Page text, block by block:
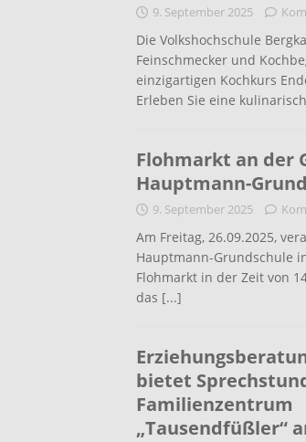
9. September 2025
Die Volkshochschule
Feinschmecker und
einzigartigen Kochkurs
Erleben Sie eine
Flohmarkt an der
Hauptmann-
9. September 2025
Am Freitag, 26.09.2025,
Hauptmann-Grundschule
Flohmarkt in der Zeit von
das [...]
bietet
Familienzentrum
„Tausendfüßler“